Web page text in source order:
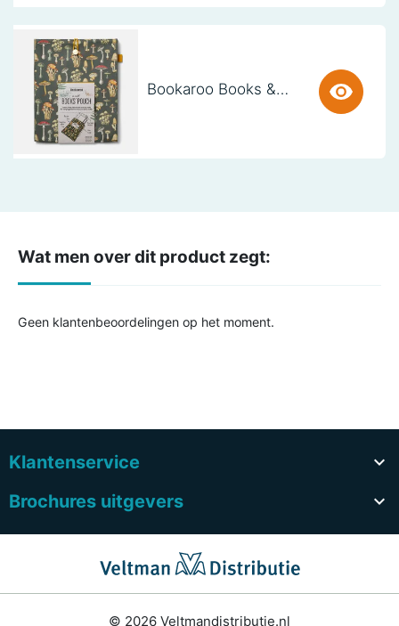
Bookaroo Books & Stuff Pouch - Botanical
Wat men over dit product zegt:
Geen klantenbeoordelingen op het moment.
Klantenservice

Brochures uitgevers

© 2026 Veltmandistributie.nl